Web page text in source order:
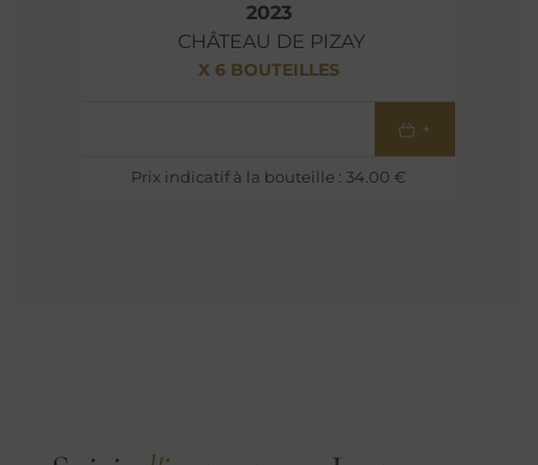
2023
CHÂTEAU DE PIZAY
X 6 BOUTEILLES
204
+
Prix indicatif à la bouteille : 34.00 €